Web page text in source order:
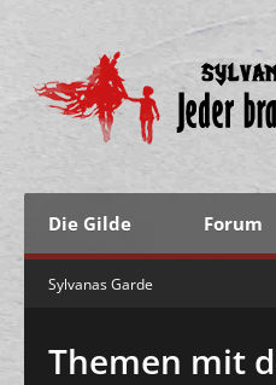
Die Gilde Forum
Sylvanas Garde
Themen mit